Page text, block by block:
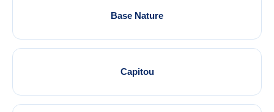
Base Nature
Capitou